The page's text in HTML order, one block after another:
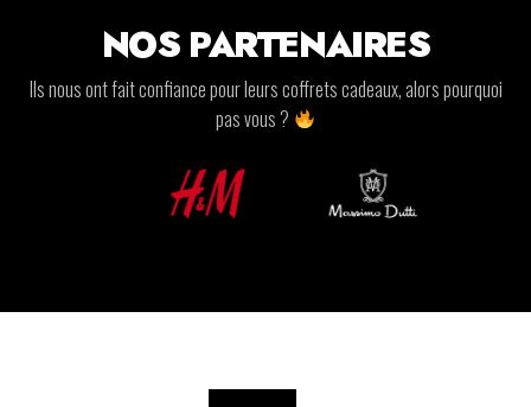
NOS PARTENAIRES
Ils nous ont fait confiance pour leurs coffrets cadeaux, alors pourquoi
pas vous ?